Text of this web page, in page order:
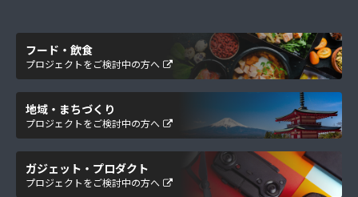
フード・飲食
プロジェクトをご検討中の方へ
地域・まちづくり
プロジェクトをご検討中の方へ
ガジェット・プロダクト
プロジェクトをご検討中の方へ